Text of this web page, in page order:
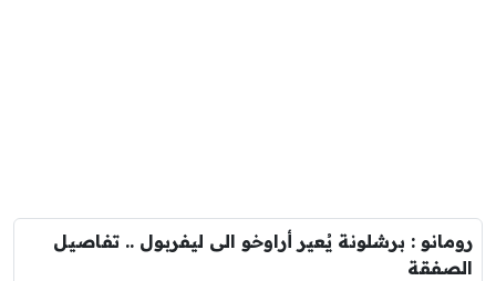
رومانو : برشلونة يُعير أراوخو الى ليفربول .. تفاصيل
الصفقة